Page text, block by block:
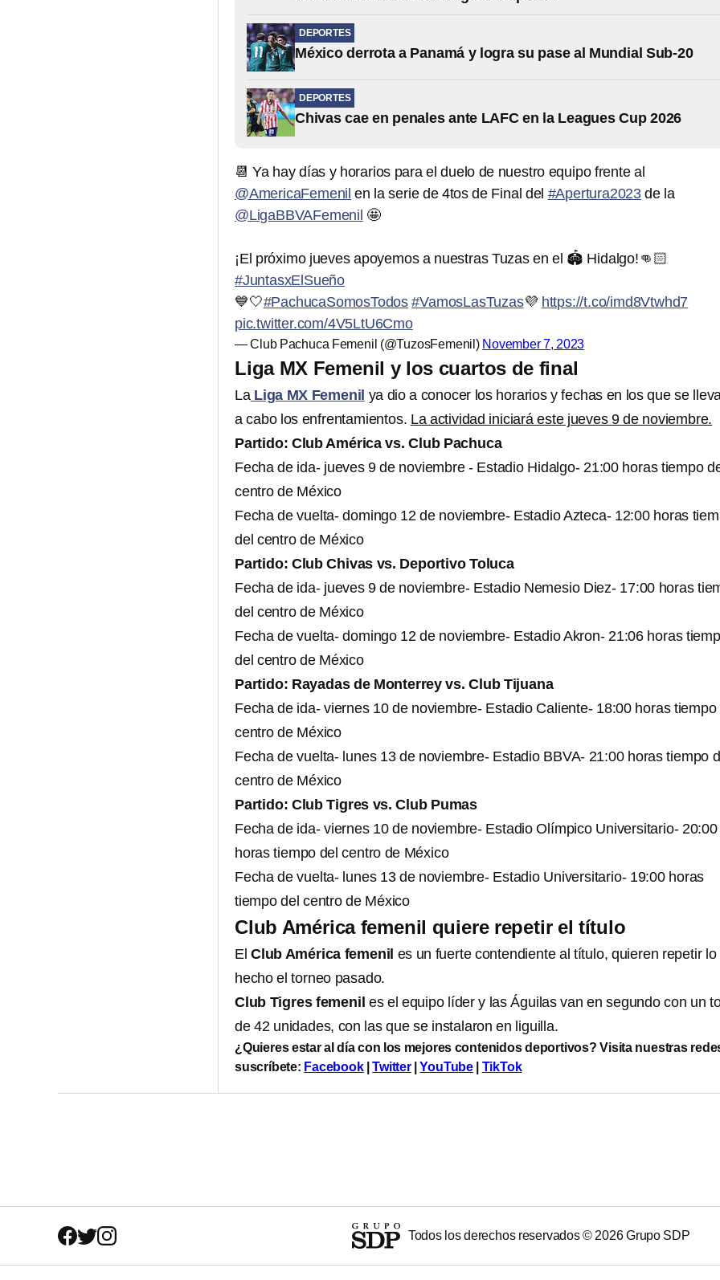
DEPORTES
México derrota a Panamá y logra su pase al Mundial Sub-20
DEPORTES
Chivas cae en penales ante LAFC en la Leagues Cup 2026
📆 Ya hay días y horarios para el duelo de nuestro equipo frente al
@AmericaFemenil en la serie de 4tos de Final del #Apertura2023 de la
@LigaBBVAFemenil 🤩
¡El próximo jueves apoyemos a nuestras Tuzas en el 🏟️ Hidalgo!👊🏻
#JuntasxElSueño
💙🤍#PachucaSomosTodos #VamosLasTuzas💜 https://t.co/imd8Vtwhd7
pic.twitter.com/4V5LtU6Cmo
— Club Pachuca Femenil (@TuzosFemenil) November 7, 2023
Liga MX Femenil y los cuartos de final
La Liga MX Femenil ya dio a conocer los horarios y fechas en los que se
a cabo los enfrentamientos. La actividad iniciará este jueves 9 de noviembre.
Partido: Club América vs. Club Pachuca
Fecha de ida- jueves 9 de noviembre - Estadio Hidalgo- 21:00 horas tiempo
centro de México
Fecha de vuelta- domingo 12 de noviembre- Estadio Azteca- 12:00 horas
del centro de México
Partido: Club Chivas vs. Deportivo Toluca
Fecha de ida- jueves 9 de noviembre- Estadio Nemesio Diez- 17:00 horas
del centro de México
Fecha de vuelta- domingo 12 de noviembre- Estadio Akron- 21:06 horas
del centro de México
Partido: Rayadas de Monterrey vs. Club Tijuana
Fecha de ida- viernes 10 de noviembre- Estadio Caliente- 18:00 horas tiempo
centro de México
Fecha de vuelta- lunes 13 de noviembre- Estadio BBVA- 21:00 horas tiempo
centro de México
Partido: Club Tigres vs. Club Pumas
Fecha de ida- viernes 10 de noviembre- Estadio Olímpico Universitario- 20:00
horas tiempo del centro de México
Fecha de vuelta- lunes 13 de noviembre- Estadio Universitario- 19:00 horas
tiempo del centro de México
Club América femenil quiere repetir el título
El Club América femenil es un fuerte contendiente al título, quieren repetir lo
hecho el torneo pasado.
Club Tigres femenil es el equipo líder y las Águilas van en segundo con un
de 42 unidades, con las que se instalaron en liguilla.
¿Quieres estar al día con los mejores contenidos deportivos? Visita nuestras
suscríbete: Facebook|Twitter|YouTube TikTok
Todos los derechos reservados © 2026Grupo SDP